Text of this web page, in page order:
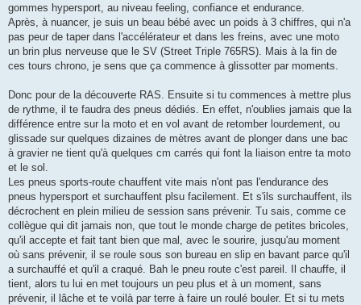
gommes hypersport, au niveau feeling, confiance et endurance.
Après, à nuancer, je suis un beau bébé avec un poids à 3 chiffres, qui n'a
pas peur de taper dans l'accélérateur et dans les freins, avec une moto
un brin plus nerveuse que le SV (Street Triple 765RS). Mais à la fin de
ces tours chrono, je sens que ça commence à glissotter par moments.
Donc pour de la découverte RAS. Ensuite si tu commences à mettre plus
de rythme, il te faudra des pneus dédiés. En effet, n'oublies jamais que la
différence entre sur la moto et en vol avant de retomber lourdement, ou
glissade sur quelques dizaines de mètres avant de plonger dans une bac
à gravier ne tient qu'à quelques cm carrés qui font la liaison entre ta moto
et le sol.
Les pneus sports-route chauffent vite mais n'ont pas l'endurance des
pneus hypersport et surchauffent plsu facilement. Et s'ils surchauffent, ils
décrochent en plein milieu de session sans prévenir. Tu sais, comme ce
collègue qui dit jamais non, que tout le monde charge de petites bricoles,
qu'il accepte et fait tant bien que mal, avec le sourire, jusqu'au moment
où sans prévenir, il se roule sous son bureau en slip en bavant parce qu'il
a surchauffé et qu'il a craqué. Bah le pneu route c'est pareil. Il chauffe, il
tient, alors tu lui en met toujours un peu plus et à un moment, sans
prévenir, il lâche et te voilà par terre à faire un roulé bouler. Et si tu mets